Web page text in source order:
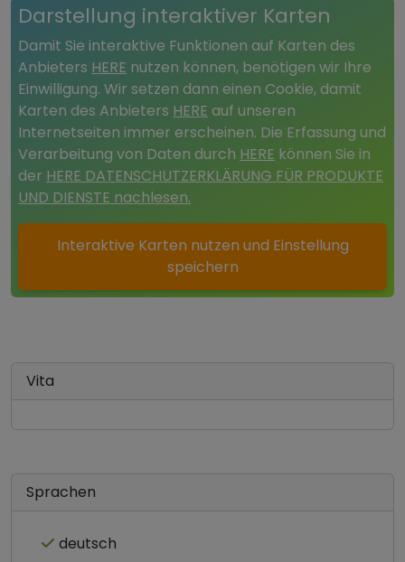
Darstellung interaktiver Karten
Damit Sie interaktive Funktionen auf Karten des
Anbieters HERE nutzen können, benötigen wir Ihre
Einwilligung. Wir setzen dann einen Cookie, damit
Karten des Anbieters HERE auf unseren
Internetseiten immer erscheinen. Die Erfassung und
Verarbeitung von Daten durch HERE können Sie in
der HERE DATENSCHUTZERKLÄRUNG FÜR PRODUKTE
UND DIENSTE nachlesen.
Interaktive Karten nutzen und Einstellung
speichern
Vita
Sprachen
deutsch